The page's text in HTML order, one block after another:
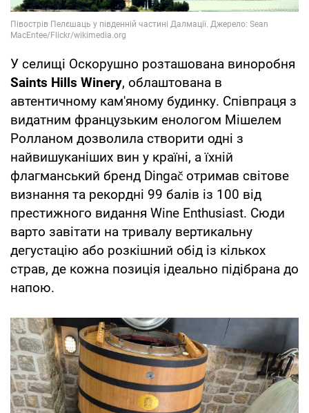
У селищі Оскорушно розташована виноробня
Saints Hills Winery, облаштована в
автентичному кам'яному будинку. Співпраця з
видатним французьким енологом Мішелем
Ролланом дозволила створити одні з
найвишуканіших вин у країні, а їхній
флагманський бренд Dingač отримав світове
визнання та рекордні 99 балів із 100 від
престижного видання Wine Enthusiast. Сюди
варто завітати на тривалу вертикальну
дегустацію або розкішний обід із кількох
страв, де кожна позиція ідеально підібрана до
напою.